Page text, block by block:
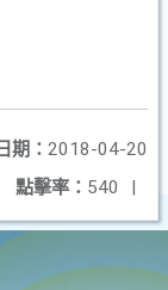
期： 2018-04-20
點擊率： 540 |